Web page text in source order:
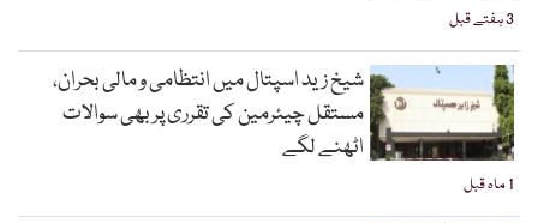
3 ہفتے قبل
1 ماہ قبل
شیخ زید اسپتال میں انتظامی و مالی بحران،
مستقل چیئرمین کی تقرری پر بھی سوالات
اٹھنے لگے